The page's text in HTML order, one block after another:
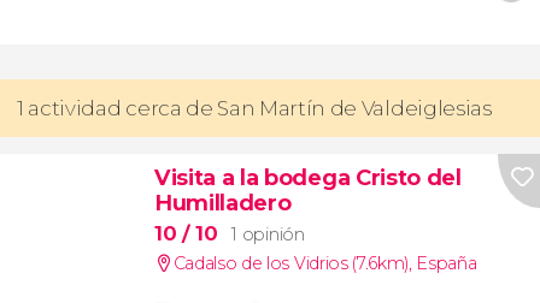
1 actividad cerca de San Martín de Valdeiglesias
Visita a la bodega Cristo del
Humilladero
10 / 10
1 opinión
Cadalso de los Vidrios (7.6km), España